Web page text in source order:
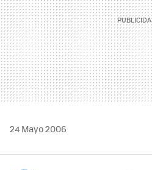
24 Mayo 2006